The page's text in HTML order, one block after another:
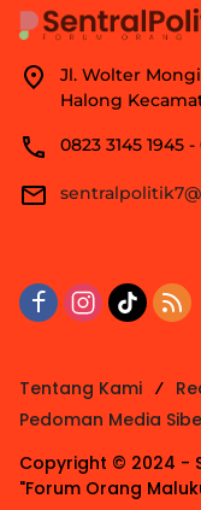
Jl. Wolter
Halong
0823 3145 1945
Tentang Kami
Pedoman Media
Copyright © 2024 -
"Forum Orang